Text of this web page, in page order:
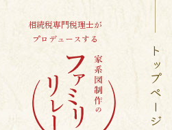
相続税専門税理士が
プロデュースする
トップページ